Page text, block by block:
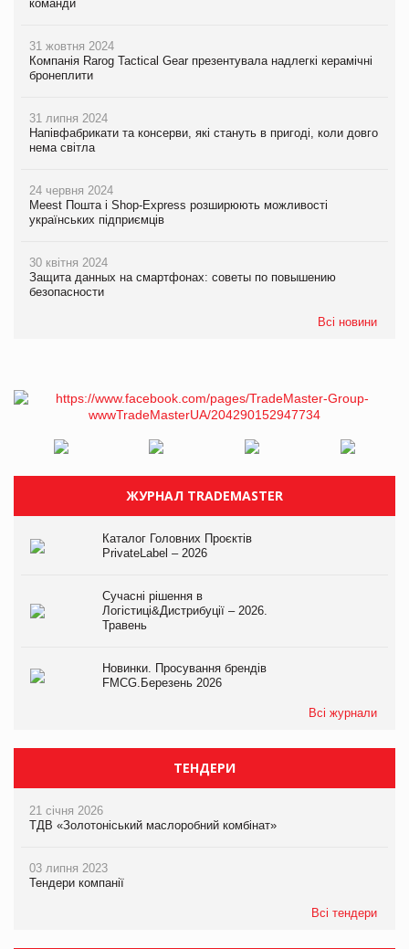
команди
31 жовтня 2024
Компанія Rarog Tactical Gear презентувала надлегкі керамічні
бронеплити
31 липня 2024
Напівфабрикати та консерви, які стануть в пригоді, коли довго
нема світла
24 червня 2024
Meest Пошта і Shop-Express розширюють можливості
українських підприємців
30 квітня 2024
Защита данных на смартфонах: советы по повышению
безопасности
Всі новини
ЖУРНАЛ TRADEMASTER
Каталог Головних Проєктів
PrivateLabel – 2026
Сучасні рішення в
Логістиці&Дистрибуції – 2026.
Травень
Новинки. Просування брендів
FMCG.Березень 2026
Всі журнали
ТЕНДЕРИ
21 січня 2026
ТДВ «Золотоніський маслоробний комбінат»
03 липня 2023
Тендери компанії
Всі тендери